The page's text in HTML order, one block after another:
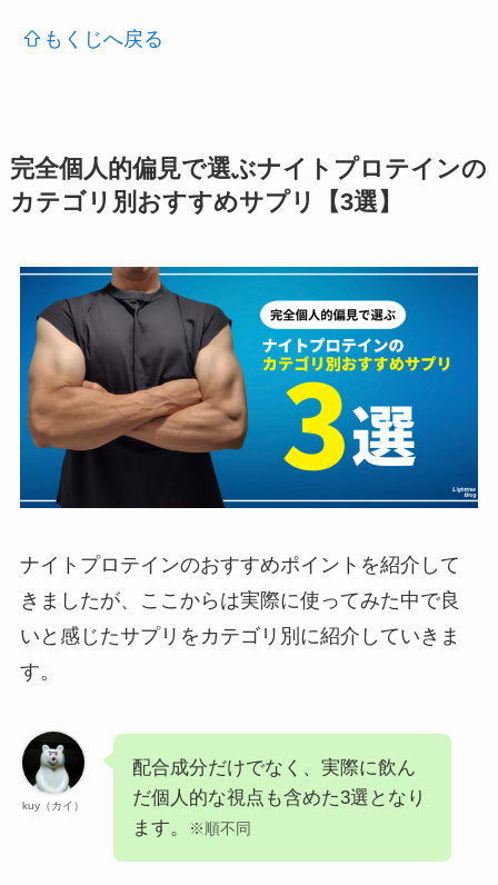
もくじへ戻る
完全個人的偏見で選ぶナイトプロテインの
カテゴリ別おすすめサプリ【3選】
ナイトプロテインのおすすめポイントを紹介して
きましたが、ここからは実際に使ってみた中で良
いと感じたサプリをカテゴリ別に紹介していきま
す。
kuy（カイ）
配合成分だけでなく、実際に飲ん
だ個人的な視点も含めた3選となり
ます。
※順不同